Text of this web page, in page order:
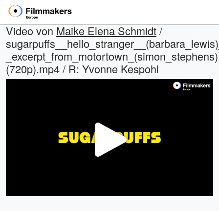
Video von Maike Elena Schmidt/
_excerpt_from_motortown_(simon_stephens)
(720p).mp4 / R: Yvonne Kespohl
Video